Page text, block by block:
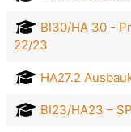
BI30/HA 30 -
22/23
HA27.2
BI23/HA23 –